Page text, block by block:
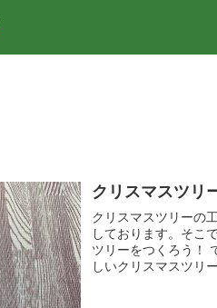
クリスマスツリ
クリスマスツリーの
しております。そこ
ツリーをつくろう！
しいクリスマスツリ